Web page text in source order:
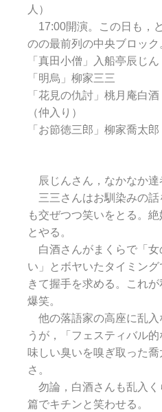
プ
人）
17:00開演。この日も，
のの最前列の中央ブロック
「真田小僧」入船亭辰じん
「明烏」柳家三三
「花見の仇討」桃月庵白酒
（仲入り）
「お節徳三郎」柳家喬太郎
辰じんさん，なかなか達
三三さんはお馴染みの話
も交ぜつつ笑いをとる。
とやる。
白酒さんがまくらで「女
い」とボヤいたタイミン
きて握手を求める。これ
爆笑。
他の落語家の高座に乱入
うが，「フェスティバル
味しい臭いを嗅ぎ取った
さ。
勿論，白酒さんも乱入く
篇でキチンと笑わせる。